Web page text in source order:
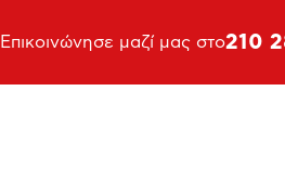
Επικοινώνησε μαζί μας στο210